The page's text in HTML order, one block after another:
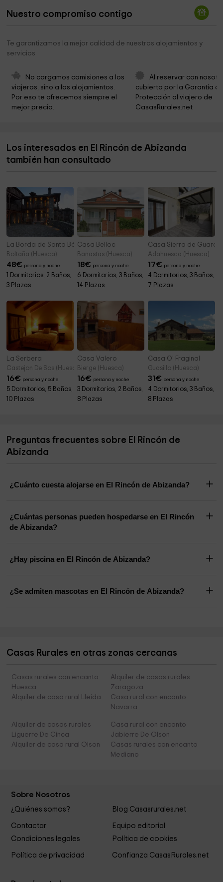
Ermita de Santa Bárbara 8,7 km
Ermita de San Clemente
Iglesia de San Martín
Ermita de San Juan
Iglesia de Nuestra Señora de la Asunción 9,9 km
Iglesia de San Esteban 10,7 km
Nuestro compromiso contigo
Te garantizamos la mejor calidad de nuestros alojamientos y
servicios
No cargamos comisiones a los
viajeros, sino a los alojamientos.
Por eso te ofrecemos siempre el
mejor precio.
Al reservar con
cubierto por la Garantía
Protección al viajero de
CasasRurales.net
Los interesados en El Rincón de Abizanda
también han consultado
La Borda de Santa Bárbara
Boltaña (Huesca)
48€ persona y noche
1 Dormitorios, 2 Baños,
3 Plazas
Casa Belloc
Banastas (Huesca)
18€ persona y noche
6 Dormitorios, 3 Baños,
14 Plazas
Casa Sierra de Guara
Adahuesca (Huesca)
17€ persona y noche
4 Dormitorios, 3 Baños,
7 Plazas
La Serbera
Castejon De Sos (Huesca)
16€ persona y noche
5 Dormitorios, 5 Baños,
10 Plazas
Casa Valero
Bierge (Huesca)
16€ persona y noche
3 Dormitorios, 2 Baños,
8 Plazas
Casa O' Fraginal
Guasillo (Huesca)
31€ persona y noche
4 Dormitorios, 3 Baños,
8 Plazas
Preguntas frecuentes sobre El Rincón de
Abizanda
¿Cuánto cuesta alojarse en El Rincón de Abizanda?
¿Cuántas personas pueden hospedarse en El Rincón
de Abizanda?
¿Hay piscina en El Rincón de Abizanda?
¿Se admiten mascotas en El Rincón de Abizanda?
Casas Rurales en otras zonas cercanas
Casas rurales con encanto
Huesca
Alquiler de casas rurales
Zaragoza
Alquiler de casa rural Lleida
Casa rural con encanto
Navarra
Alquiler de casas rurales
Liguerre De Cinca
Casa rural con encanto
Jabierre De Olson
Alquiler de casa rural Olson
Casas rurales con encanto
Mediano
Sobre Nosotros
¿Quiénes somos? Blog Casasrurales.net
Contactar
Equipo editorial
Condiciones legales
Política de cookies
Política de privacidad Confianza CasasRurales.net